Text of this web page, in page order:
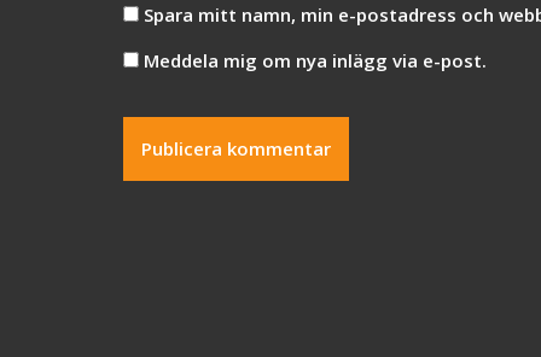
Spara mitt namn, min e-postadress och
Meddela mig om nya inlägg via e-post.